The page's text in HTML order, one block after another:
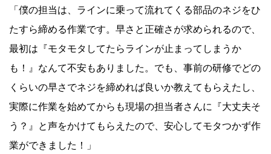
「僕の担当は、ラインに乗って流れてくる部品のネジをひ
たすら締める作業です。早さと正確さが求められるので、
最初は『モタモタしてたらラインが止まってしまうか
も！』なんて不安もありました。でも、事前の研修でどの
くらいの早さでネジを締めれば良いか教えてもらえたし、
実際に作業を始めてからも現場の担当者さんに『大丈夫そ
う？』と声をかけてもらえたので、安心してモタつかず作
業ができました！」